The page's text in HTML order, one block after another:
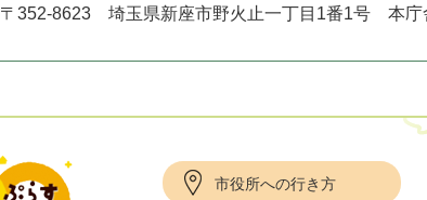
〒352-8623 埼玉県新座市野火止一丁目1番1号 本庁
市役所への行き方